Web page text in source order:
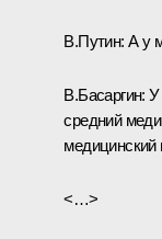
В.Путин: А у
В.Басаргин: У
средний
медицинский
<…>